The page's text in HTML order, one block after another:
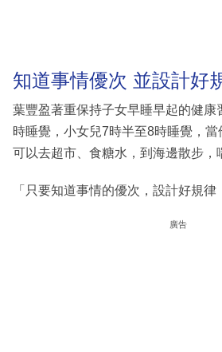
知道事情優次 並設計好
葉豐盈著重保持子女早睡早起的健康
時睡覺，小女兒7時半至8時睡覺，
可以去超市、食糖水，到海邊散步，
「只要知道事情的優次，設計好規律
廣告